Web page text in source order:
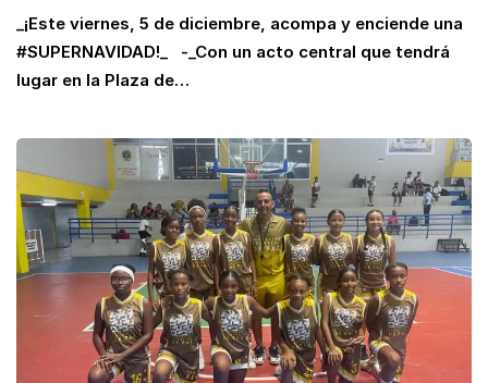
_¡Este viernes, 5 de diciembre, acompa y enciende una
#SUPERNAVIDAD!_ -_Con un acto central que tendrá
lugar en la Plaza de…